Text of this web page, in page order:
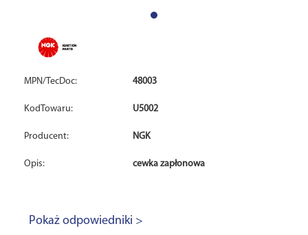
MPN/TecDoc: 48003
KodTowaru: U5002
Producent: NGK
Opis: cewka zapłonowa
Pokaż odpowiedniki >